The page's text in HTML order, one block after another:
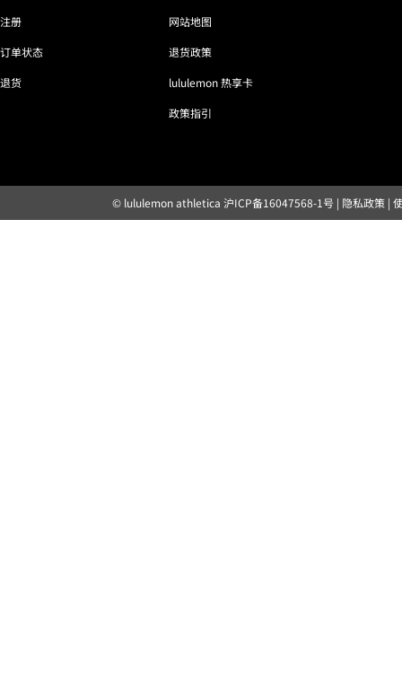
注册
订单状态
退货
网站地图
退货政策
lululemon 热享卡
政策指引
© lululemon athletica 沪ICP备16047568-1号 | 隐私政策|